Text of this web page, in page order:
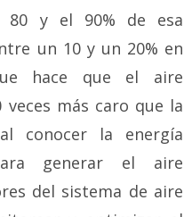
80 y el 90% de esa
un 10 y un 20% en
hace que el aire
más caro que la
conocer la energía
generar el aire
del sistema de aire